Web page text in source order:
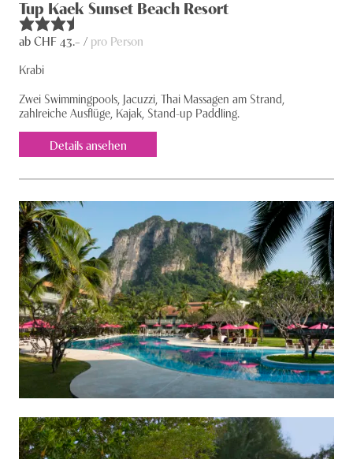
Tup Kaek Sunset Beach Resort
ab CHF43.– / pro Person
Krabi
Zwei Swimmingpools, Jacuzzi, Thai Massagen am Strand,
zahlreiche Ausflüge, Kajak, Stand-up Paddling.
Details ansehen